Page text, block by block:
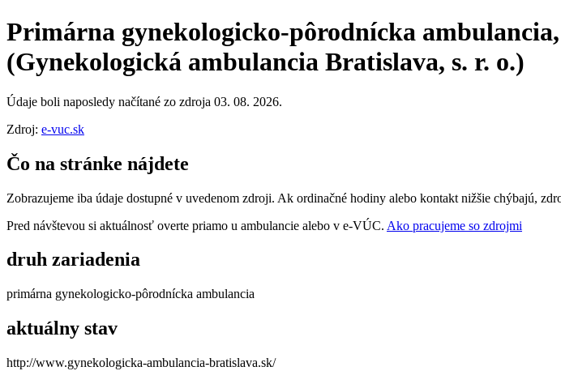
Primárna gynekologicko-pôrodnícka
(Gynekologická ambulancia Bratislava, s. r. o.)
Údaje boli naposledy načítané zo zdroja 03. 08. 2026.
Zdroj: e-vuc.sk
Čo na stránke nájdete
Zobrazujeme iba údaje dostupné v uvedenom zdroji. Ak ordinačné hodiny alebo kontakt nižšie chýbajú,
Pred návštevou si aktuálnosť overte priamo u ambulancie alebo v e‑VÚC. Ako pracujeme so zdrojmi
druh zariadenia
primárna gynekologicko-pôrodnícka ambulancia
aktuálny stav
http://www.gynekologicka-ambulancia-bratislava.sk/